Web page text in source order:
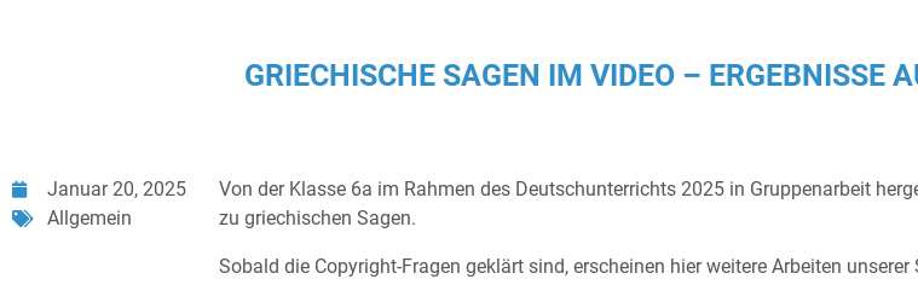
GRIECHISCHE SAGEN IM VIDEO – ERGEBNISSE
Januar 20, 2025
Allgemein
Von der Klasse 6a im Rahmen des Deutschunterrichts 2025 in Gruppenarbeit
zu griechischen Sagen.
Sobald die Copyright-Fragen geklärt sind, erscheinen hier weitere Arbeiten unserer